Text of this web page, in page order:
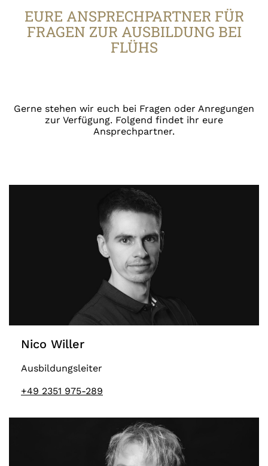
Neue Azubis 2020
EURE ANSPRECHPARTNER FÜR
FRAGEN ZUR AUSBILDUNG BEI
FLÜHS
Gerne stehen wir euch bei Fragen oder Anregungen
zur Verfügung. Folgend findet ihr eure
Ansprechpartner.
Nico Willer
Ausbildungsleiter
+49 2351 975-289